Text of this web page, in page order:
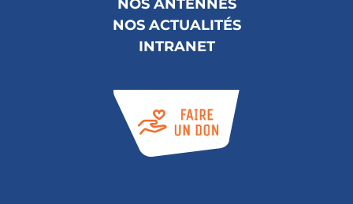
NOS ANTENNES
NOS ACTUALITÉS
INTRANET